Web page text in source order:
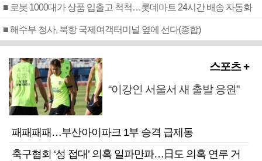
■ 로봇 1000대가 상품 입출고 척척…롯데마트 24시간 배송 자동화
■ 해수부 청사, 북항 국제여객터미널 옆에 선다(종합)
스포츠 +
“이강인 서울서 새 출발 응원”
패패패패…부산아이파크 1부 승격 급제동
축구협회 ‘성 접대’ 의혹 일파만파…日도 의혹 연루 거